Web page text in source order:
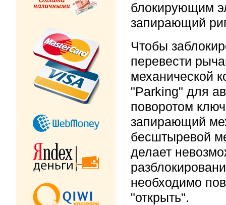
блокирующим
запирающий
Чтобы
перевести
механической
"Parking" для
поворотом
запирающий
бесштыревой
делает
необходимо
"открыть".